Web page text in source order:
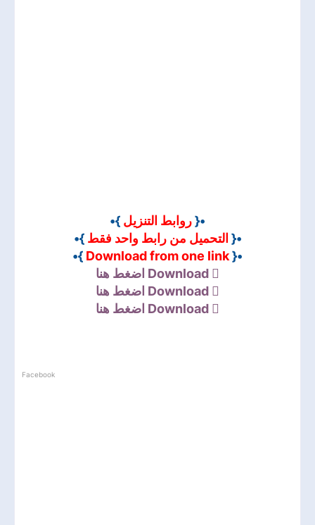
•{روابط التنزيل }•
•{ التحميل من رابط واحد فقط }•
•{
Download from one link
}•
Download اضغط هنا
Download اضغط هنا
Download اضغط هنا
Facebook